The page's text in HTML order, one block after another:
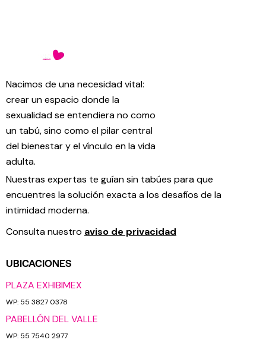
Nacimos de una necesidad vital:
crear un espacio donde la
sexualidad se entendiera no como
un tabú, sino como el pilar central
del bienestar y el vínculo en la vida
adulta.
Nuestras expertas te guían sin tabúes para que
encuentres la solución exacta a los desafíos de la
intimidad moderna.
Consulta nuestro aviso de privacidad
UBICACIONES
PLAZA EXHIBIMEX
WP: 55 3827 0378
PABELLÓN DEL VALLE
WP: 55 7540 2977